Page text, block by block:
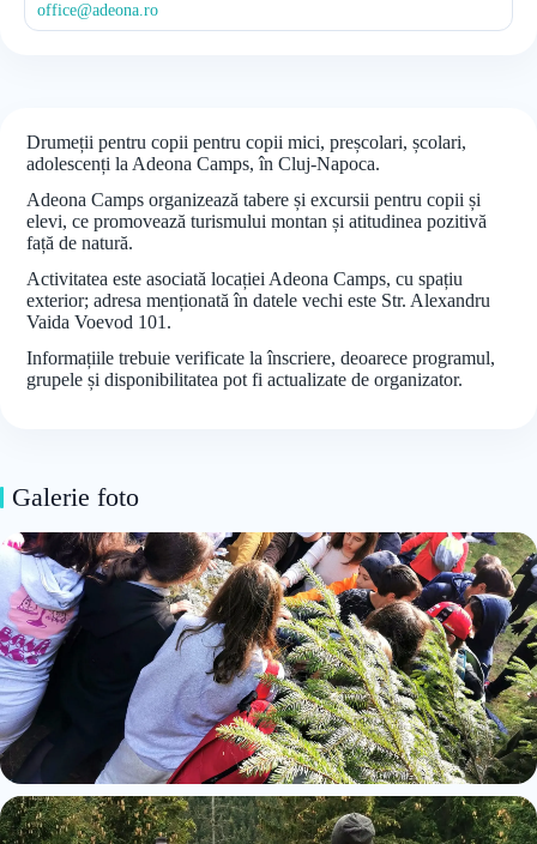
office@adeona.ro
Drumeții pentru copii pentru copii mici, preșcolari, școlari,
adolescenți la Adeona Camps, în Cluj-Napoca.
Adeona Camps organizează tabere și excursii pentru copii și
elevi, ce promovează turismului montan și atitudinea pozitivă
față de natură.
Activitatea este asociată locației Adeona Camps, cu spațiu
exterior; adresa menționată în datele vechi este Str. Alexandru
Vaida Voevod 101.
Informațiile trebuie verificate la înscriere, deoarece programul,
grupele și disponibilitatea pot fi actualizate de organizator.
Galerie foto